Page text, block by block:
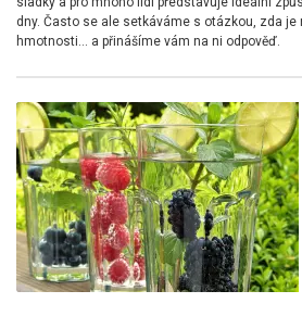
dny. Často se ale setkáváme s otázkou, zda je
hmotnosti… a přinášíme vám na ni odpověď.